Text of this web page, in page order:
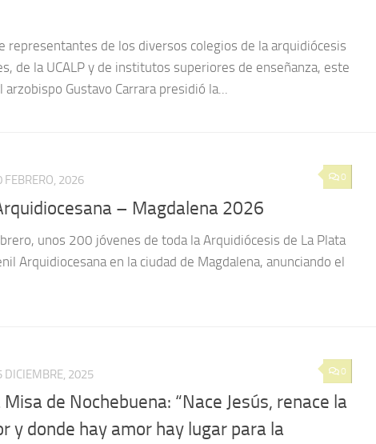
representantes de los diversos colegios de la arquidiócesis
de la UCALP y de institutos superiores de enseñanza, este
Gustavo Carrara presidió la...
0
FEBRERO, 2026
– Magdalena 2026
unos 200 jóvenes de toda la Arquidiócesis de La Plata
Arquidiocesana en la ciudad de Magdalena, anunciando el
0
DICIEMBRE, 2025
de Nochebuena: “Nace Jesús, renace la
y donde hay amor hay lugar para la